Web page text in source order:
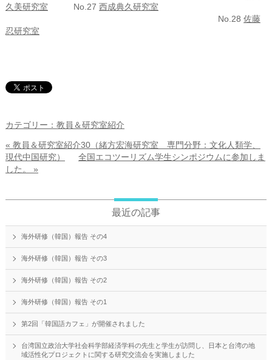
久美研究室 No.27 西成典久研究室
No.28 佐藤
忍研究室
カテゴリー：教員＆研究室紹介
« 教員＆研究室紹介30（緒方宏海研究室 専門分野：文化人類学、
現代中国研究）
全国エコツーリズム学生シンポジウムに参加しま
した。 »
最近の記事
海外研修（韓国）報告 その4
海外研修（韓国）報告 その3
海外研修（韓国）報告 その2
海外研修（韓国）報告 その1
第2回「韓国語カフェ」が開催されました
台湾国立政治大学社会科学部経済学科の先生と学生が訪問し、日本と台湾の地
域活性化プロジェクトに関する研究交流会を実施しました